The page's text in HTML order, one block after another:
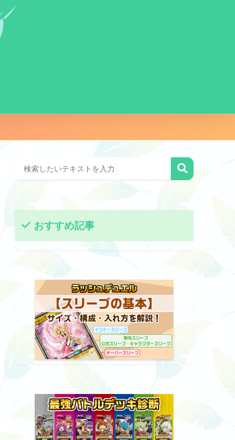
おすすめ記事